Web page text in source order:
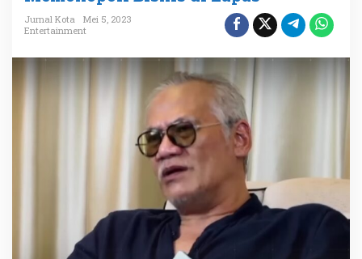
e
t
F
o
u
n
d
a
t
i
o
n
Jurnal Kota
Mei 5, 2023
Entertainment